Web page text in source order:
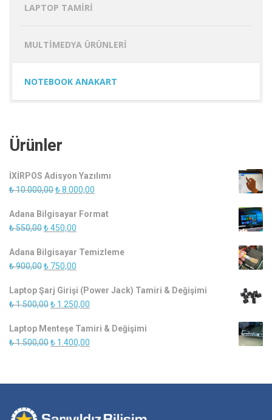
LAPTOP TAMIRI
MULTIMEDYA ÜRÜNLERI
NOTEBOOK ANAKART
Ürünler
İXİRPOS Adisyon Yazılımı
₺10.000,00Orijinal
₺ 10.000,00.
₺8.000,00
fiyat:
Adana Bilgisayar Format
₺550,00Orijinal
₺ 550,00.
₺450,00
fiyat:
₺ 450,00.
Adana Bilgisayar Temizleme
₺900,00Orijinal
₺ 900,00.
₺ 750,00
fiyat:
₺ 750,00.
Laptop Şarj Girişi (Power Jack) Tamiri & Değişimi
₺1.500,00Orijinal
₺ 1.500,00.
₺ 1.250,00
fiyat:
₺ 1.250,00.
Laptop Menteşe Tamiri & Değişimi
₺1.500,00Orijinal
₺ 1.400,00
₺ 1.400,00.